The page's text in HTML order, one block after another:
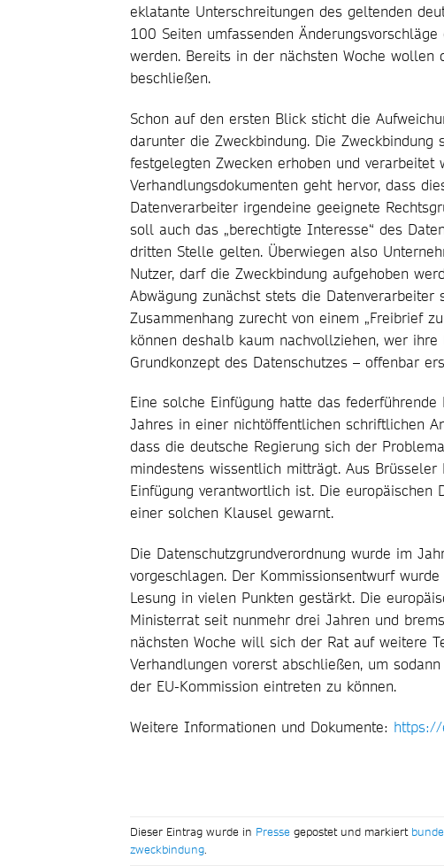
eklatante Unterschreitungen des geltenden
100 Seiten umfassenden
werden. Bereits in der nächsten Woche
beschließen.
Schon auf den ersten Blick sticht die
darunter die Zweckbindung. Die
festgelegten Zwecken erhoben und
Verhandlungsdokumenten geht hervor, dass
Datenverarbeiter irgendeine geeignete
soll auch das „berechtigte Interesse“ des
dritten Stelle gelten. Überwiegen also
Nutzer, darf die Zweckbindung aufgehoben
Abwägung zunächst stets die
Zusammenhang zurecht von einem „Freibrief
können deshalb kaum nachvollziehen, wer
Grundkonzept des Datenschutzes – offenbar
Eine solche Einfügung hatte das
Jahres in einer nichtöffentlichen schriftlichen
dass die deutsche Regierung sich der
mindestens wissentlich mitträgt. Aus
Einfügung verantwortlich ist. Die europäischen
einer solchen Klausel gewarnt.
Die Datenschutzgrundverordnung wurde im
vorgeschlagen. Der Kommissionsentwurf
Lesung in vielen Punkten gestärkt. Die
Ministerrat seit nunmehr drei Jahren und
nächsten Woche will sich der Rat auf weitere
Verhandlungen vorerst abschließen, um
der EU-Kommission eintreten zu können.
Weitere Informationen und Dokumente: https://
Dieser Eintrag wurde in Presse gepostet und markiert
zweckbindung.